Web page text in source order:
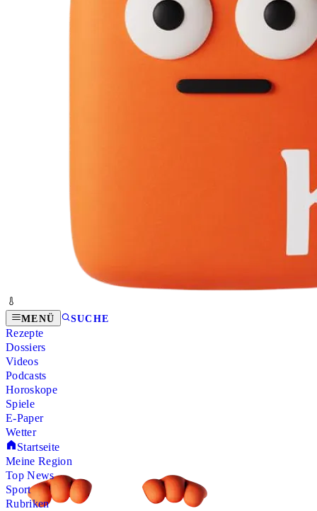
MENÜ SUCHE
Rezepte
Dossiers
Videos
Podcasts
Horoskope
Spiele
E-Paper
Wetter
Startseite
Meine Region
Top News
Sport
Rubriken